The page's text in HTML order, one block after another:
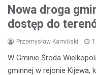
Nowa droga
dostęp do
Przemysław Kamiński
W Gminie Środa
gminnej w rejonie Kijewa,